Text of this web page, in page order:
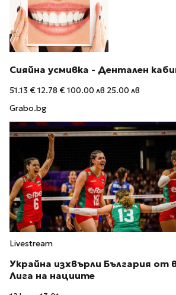
Сияйна усмивка - Дентален
51.13 €12.78 €100.00 лв 25.00 лв
Grabo.bg
Livestream
Украйна изхвърли България от
Лига на нациите